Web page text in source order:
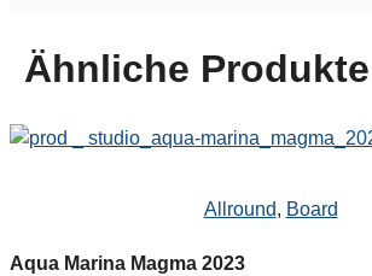
Ähnliche Produkte
Allround, Board
Aqua Marina Magma 2023